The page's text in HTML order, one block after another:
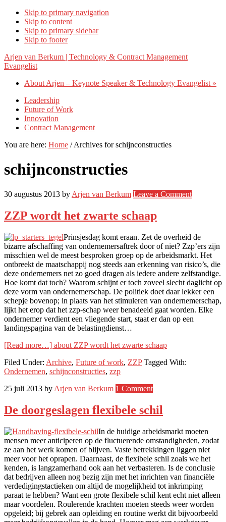
Skip to primary navigation
Skip to content
Skip to primary sidebar
Skip to footer
Arjen van Berkum | Technology & Contract Management
Evangelist
About Arjen – Keynote Speaker & Technology Evangelist »
Leadership
Future of Work
Innovation
Contract Management
You are here: Home /Archives for schijnconstructies
schijnconstructies
30 augustus 2013 by Arjen van Berkum Leave a Comment
ZZP wordt het zwarte schaap
Prinsjesdag komt eraan. Zet de overheid de
bizarre afschaffing van ondernemersaftrek door of niet? Zzp’ers zijn
misschien wel de meest besproken groep op de arbeidsmarkt. Het
ontbreekt de maatschappij nog steeds aan erkenning van risico’s, die
deze ondernemers net zo goed dragen als iedere andere zelfstandige.
Hoe komt dat toch? Waarom schijnt er toch zoveel slecht daglicht op
deze vorm van ondernemerschap. De politiek doet daar lekker een
schepje bovenop; in plaats van het stimuleren van ondernemerschap,
lijkt het erop dat het zzp-schap weer benadeeld gaat worden. Elke
ondernemer verdient een vliegende start, staat er dan op een
landingspagina van de belastingdienst…
[Read more…] about ZZP wordt het zwarte schaap
Filed Under: Archive, Future of work, ZZP Tagged With:
Ondernemen, schijnconstructies, zzp
25 juli 2013 by Arjen van Berkum 1 Comment
De doorgeslagen flexibele schil
In de huidige arbeidsmarkt moeten
mensen meer anticiperen op de fluctuerende omstandigheden, zodat
ze aan het werk komen of blijven. Vaste betrekkingen liggen niet
meer voor het oprapen. Daarnaast, de flexibele schil zoals we het
kenden, is langzamerhand ook aan het verbasteren. Is de conclusie
dat bedrijven alleen nog bezig zijn met het inrichten van financiële
verdedigingstactieken om altijd de mogelijkheid tot inkrimping
paraat te hebben? Want een grote flexibele schil kent echt niet alleen
maar voordelen. Roulerende krachten moeten steeds weer worden
opgeleid; bij gebrek aan opleiding en routine werkt dit bijvoorbeeld